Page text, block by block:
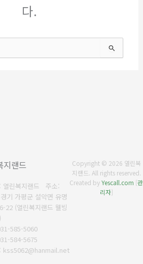
다.
지랜드
열린복지랜드 주소:
기 가평군 설악면 유명
22 (열린복지랜드 웰빙
585-5060
584-5675
kss5062@hanmail.net
Copyright © 2026 열린복
지랜드. All rights reserved.
Created byYescall.com [관
리자]